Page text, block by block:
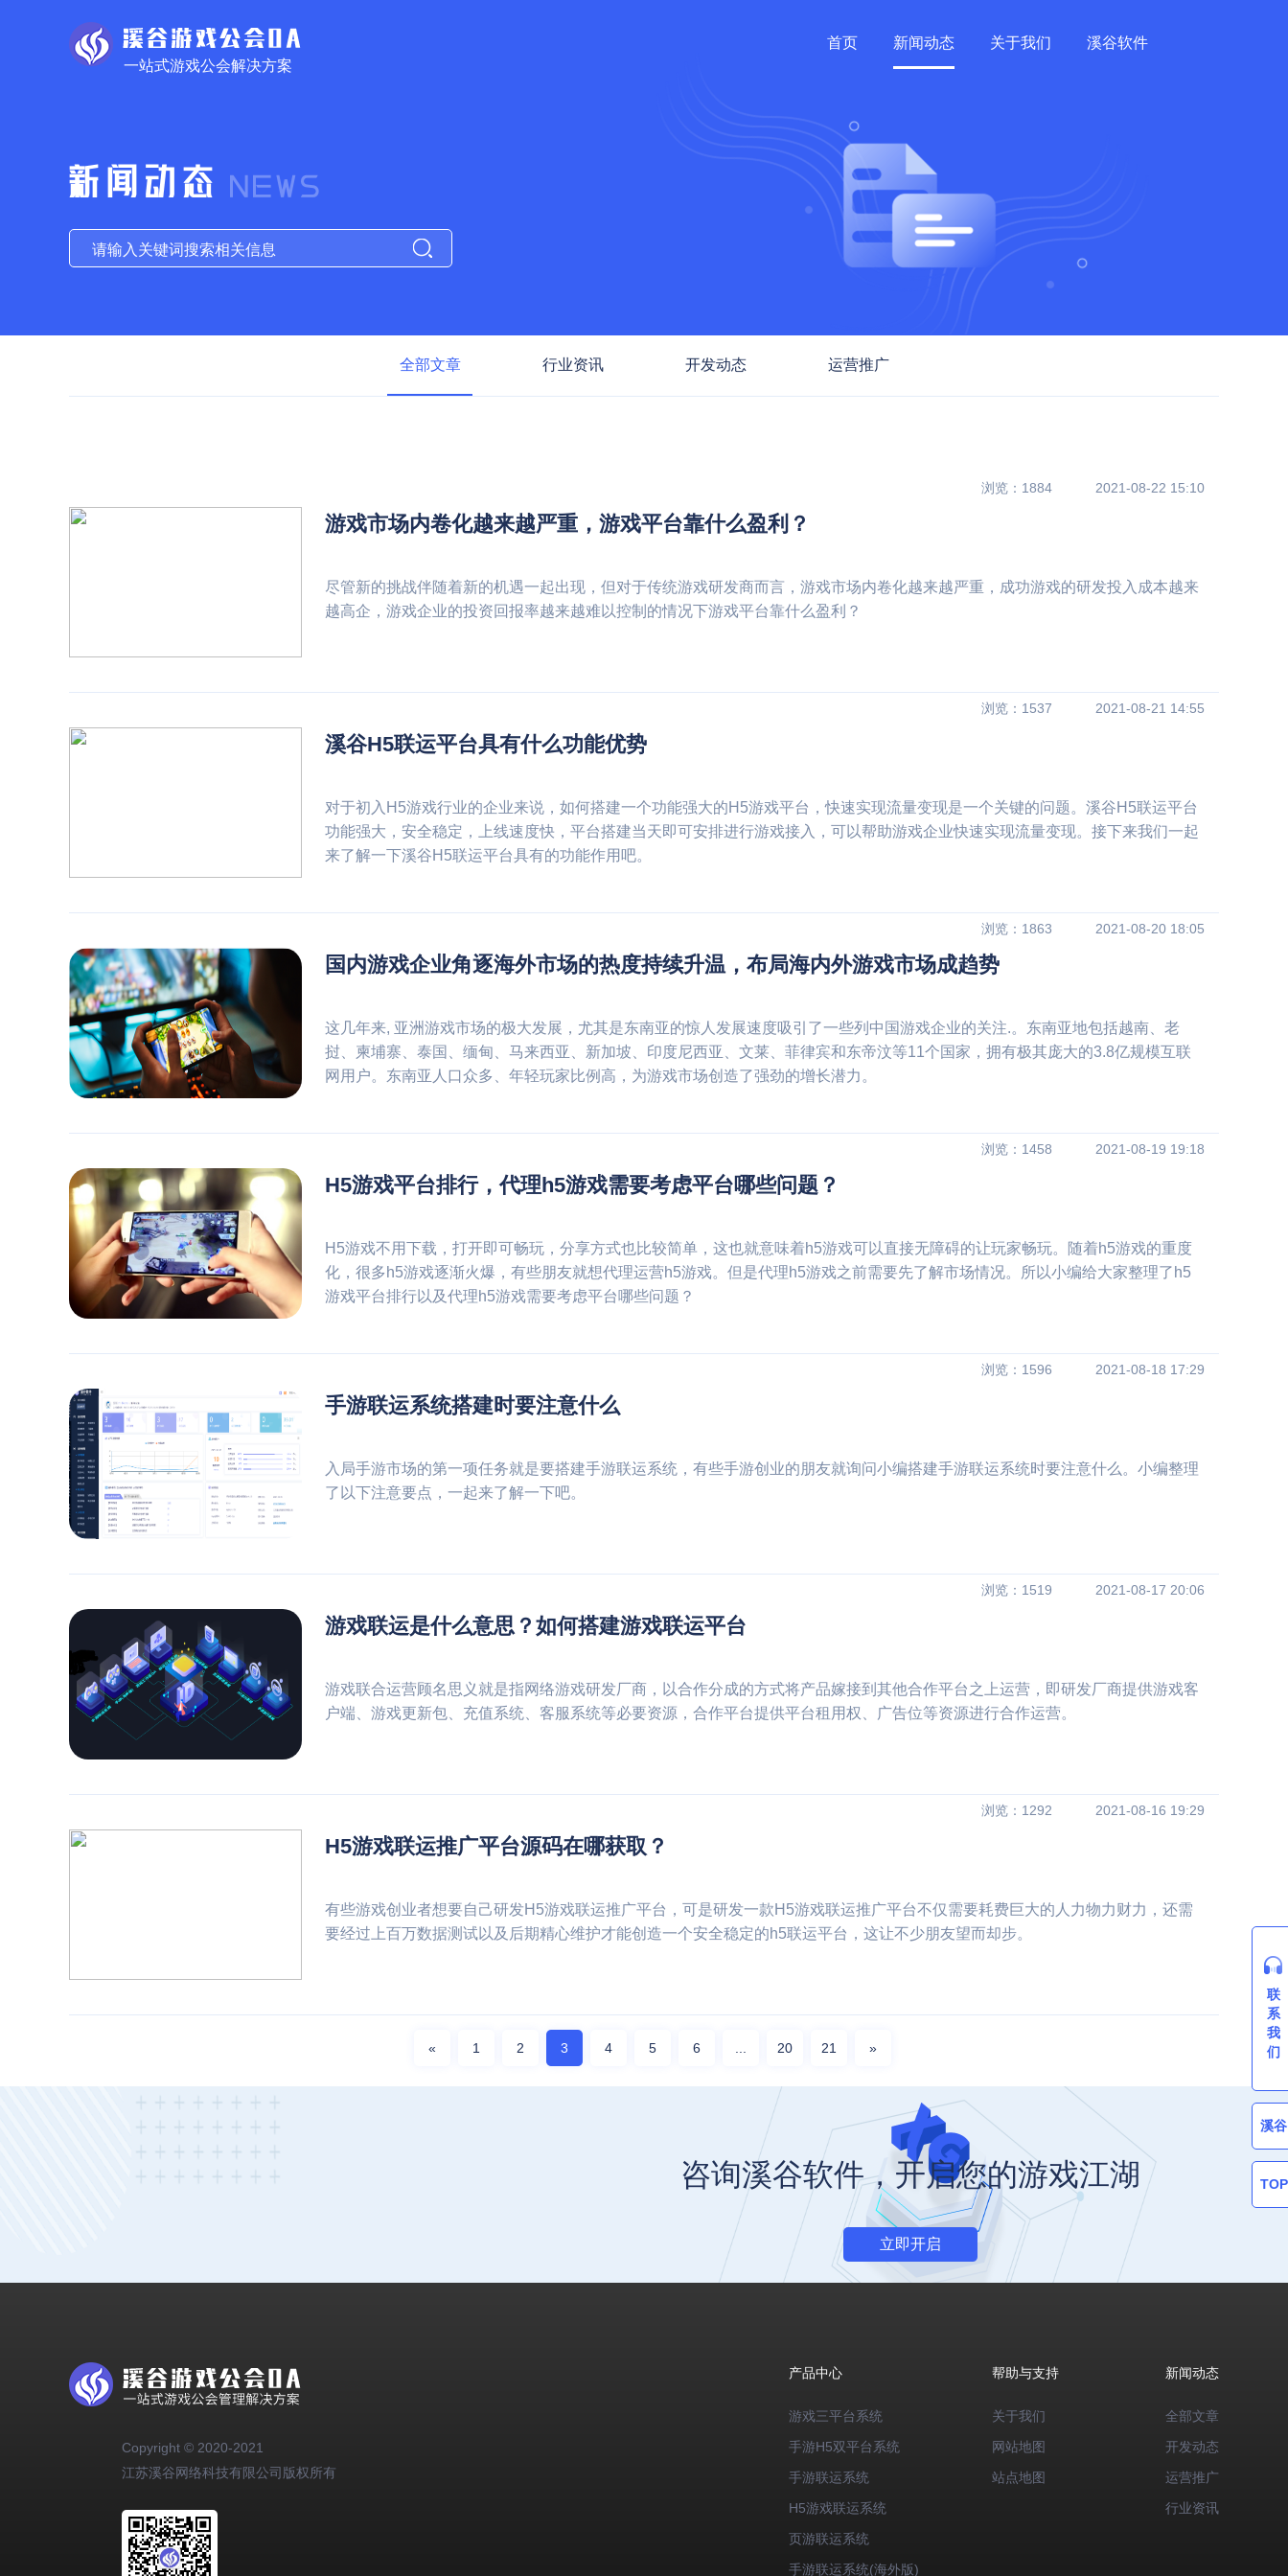
一站式游戏公会解决方案
首页 新闻动态 关于我们 溪谷软件
全部文章 行业资讯 开发动态 运营推广
游戏市场内卷化越来越严重，游戏平台靠什么盈利？
2021-08-22 15:10
浏览：1884
尽管新的挑战伴随着新的机遇一起出现，但对于传统游戏研发商而言，游戏市场内卷化越来越严重，成功游戏的研发投入成本越来
越高企，游戏企业的投资回报率越来越难以控制的情况下游戏平台靠什么盈利？
溪谷H5联运平台具有什么功能优势
2021-08-21 14:55
浏览：1537
对于初入H5游戏行业的企业来说，如何搭建一个功能强大的H5游戏平台，快速实现流量变现是一个关键的问题。溪谷H5联运平台
功能强大，安全稳定，上线速度快，平台搭建当天即可安排进行游戏接入，可以帮助游戏企业快速实现流量变现。接下来我们一起
来了解一下溪谷H5联运平台具有的功能作用吧。
国内游戏企业角逐海外市场的热度持续升温，布局海内外游戏市场成趋势
2021-08-20 18:05
浏览：1863
这几年来, 亚洲游戏市场的极大发展，尤其是东南亚的惊人发展速度吸引了一些列中国游戏企业的关注.。东南亚地包括越南、老
挝、柬埔寨、泰国、缅甸、马来西亚、新加坡、印度尼西亚、文莱、菲律宾和东帝汶等11个国家，拥有极其庞大的3.8亿规模互联
网用户。东南亚人口众多、年轻玩家比例高，为游戏市场创造了强劲的增长潜力。
H5游戏平台排行，代理h5游戏需要考虑平台哪些问题？
2021-08-19 19:18
浏览：1458
H5游戏不用下载，打开即可畅玩，分享方式也比较简单，这也就意味着h5游戏可以直接无障碍的让玩家畅玩。随着h5游戏的重度
化，很多h5游戏逐渐火爆，有些朋友就想代理运营h5游戏。但是代理h5游戏之前需要先了解市场情况。所以小编给大家整理了h5
游戏平台排行以及代理h5游戏需要考虑平台哪些问题？
手游联运系统搭建时要注意什么
2021-08-18 17:29
浏览：1596
入局手游市场的第一项任务就是要搭建手游联运系统，有些手游创业的朋友就询问小编搭建手游联运系统时要注意什么。小编整理
了以下注意要点，一起来了解一下吧。
游戏联运是什么意思？如何搭建游戏联运平台
2021-08-17 20:06
浏览：1519
游戏联合运营顾名思义就是指网络游戏研发厂商，以合作分成的方式将产品嫁接到其他合作平台之上运营，即研发厂商提供游戏客
户端、游戏更新包、充值系统、客服系统等必要资源，合作平台提供平台租用权、广告位等资源进行合作运营。
H5游戏联运推广平台源码在哪获取？
2021-08-16 19:29
浏览：1292
有些游戏创业者想要自己研发H5游戏联运推广平台，可是研发一款H5游戏联运推广平台不仅需要耗费巨大的人力物力财力，还需
要经过上百万数据测试以及后期精心维护才能创造一个安全稳定的h5联运平台，这让不少朋友望而却步。
« 1 2 3 4 5 6 20 21 »
咨询溪谷软件，开启您的游戏江湖
立即开启
Copyright © 2020-2021
江苏溪谷网络科技有限公司版权所有
产品中心
游戏三平台系统
手游H5双平台系统
手游联运系统
H5游戏联运系统
页游联运系统
手游联运系统(海外版)
帮助与支持
关于我们
网站地图
站点地图
新闻动态
全部文章
开发动态
运营推广
行业资讯
联
系
我
们
溪谷
TOP